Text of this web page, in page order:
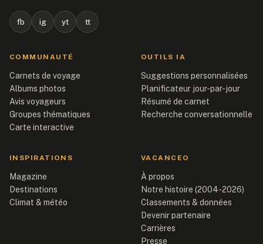
fb ig yt tt
COMMUNAUTÉ
Carnets de voyage
Albums photos
Avis voyageurs
Groupes thématiques
Carte interactive
OUTILS IA
Suggestions personnalisées
Planificateur jour-par-jour
Résumé de carnet
Recherche conversationnelle
INSPIRATIONS
Magazine
Destinations
Climat & météo
VACANCEO
À propos
Notre histoire (2004-2026)
Classements & données
Devenir partenaire
Carrières
Presse